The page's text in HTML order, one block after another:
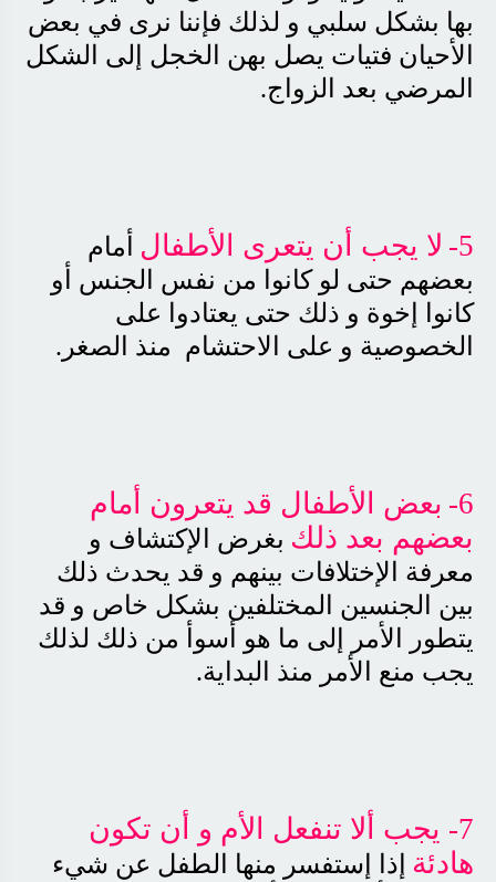
بها بشكل سلبي و لذلك فإننا نرى في بعض
الأحيان فتيات يصل بهن الخجل إلى الشكل
المرضي بعد الزواج.
5- لا يجب أن يتعرى الأطفال
أمام
بعضهم حتى لو كانوا من نفس الجنس أو
كانوا إخوة و ذلك حتى يعتادوا على
الخصوصية و على الاحتشام منذ الصغر .
6- بعض الأطفال قد يتعرون أمام
بعضهم بعد ذلك بغرض الإكتشاف و
معرفة الإختلافات بينهم و قد يحدث ذلك
بين الجنسين المختلفين بشكل خاص و قد
يتطور الأمر إلى ما هو أسوأ من ذلك لذلك
يجب منع الأمر منذ البداية.
7- يجب ألا تنفعل الأم و أن تكون
هادئة إذا إستفسر منها الطفل عن شيء